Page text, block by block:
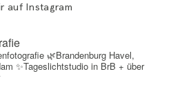
auf Instagram
🌿Brandenburg Havel,
✨Tageslichtstudio in BrB + über